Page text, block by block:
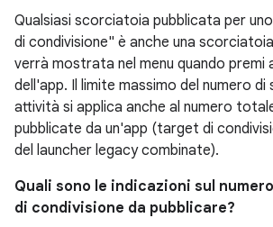
Qualsiasi scorciatoia pubblicata per
di condivisione" è anche una
verrà mostrata nel menu quando premi
dell'app. Il limite massimo del numero
attività si applica anche al numero
pubblicate da un'app (target di
del launcher legacy combinate).
Quali sono le indicazioni sul
di condivisione da pubblicare?